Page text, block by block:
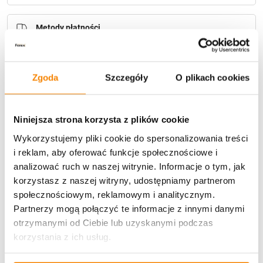
Zgoda Szczegóły O plikach cookies
Niniejsza strona korzysta z plików cookie
Wykorzystujemy pliki cookie do spersonalizowania treści
i reklam, aby oferować funkcje społecznościowe i
analizować ruch w naszej witrynie. Informacje o tym, jak
korzystasz z naszej witryny, udostępniamy partnerom
społecznościowym, reklamowym i analitycznym.
Partnerzy mogą połączyć te informacje z innymi danymi
otrzymanymi od Ciebie lub uzyskanymi podczas
korzystania z ich usług.
hurtowniiPrzejdź do hurtowni B2B
Metody płatności
Opis produktu
Specyfikacja